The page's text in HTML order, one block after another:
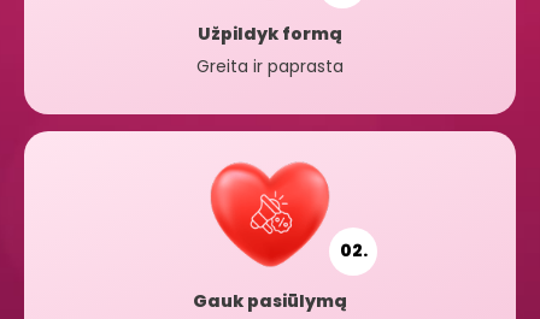
Užpildyk formą
Greita ir paprasta
02.
Gauk pasiūlymą